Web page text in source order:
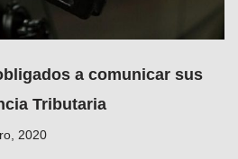
a comunicar sus
Tributaria
2020